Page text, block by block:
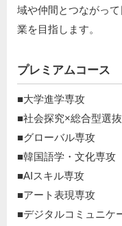
域や仲間とつながっ
業を目指します。
プレミアムコース
■大学進学専攻
■社会探究×総合型選
■グローバル専攻
■韓国語学・文化専攻
■AIスキル専攻
■アート表現専攻
■デジタルコミュニケ